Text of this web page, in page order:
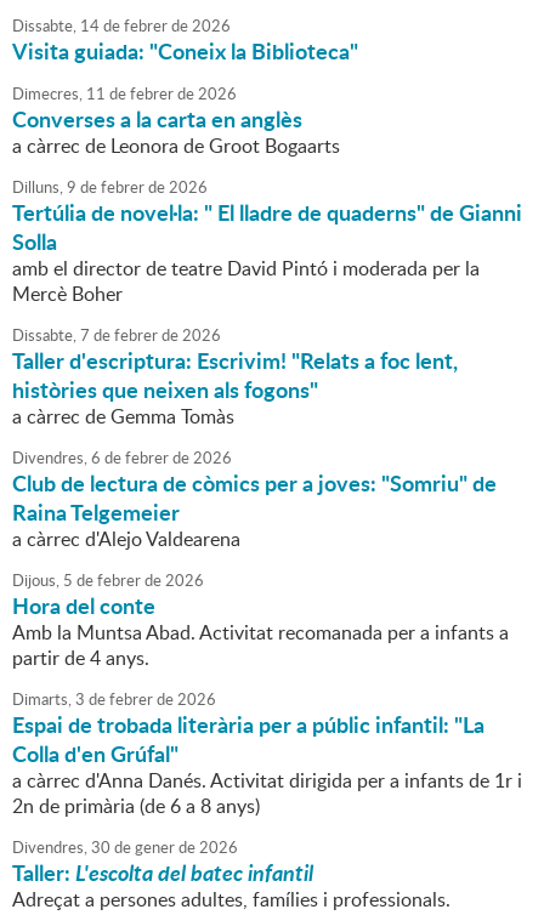
Dissabte, 14defebrerde2026
Visita guiada: "Coneix la Biblioteca"
Dimecres, 11 defebrerde2026
Converses a la carta en anglès
a càrrec de Leonora de Groot Bogaarts
Dilluns,9 defebrerde2026
Tertúlia de novel·la: " El lladre de quaderns" de Gianni
Solla
amb el director de teatre David Pintó i moderada per la
Mercè Boher
Dissabte,7 defebrerde2026
Taller d'escriptura: Escrivim! "Relats a foc lent,
històries que neixen als fogons"
a càrrec de Gemma Tomàs
Divendres,6 defebrerde2026
Club de lectura de còmics per a joves: "Somriu" de
Raina Telgemeier
a càrrec d'Alejo Valdearena
Dijous, 5 defebrerde2026
Hora del conte
Amb la Muntsa Abad. Activitat recomanada per a infants a
partir de 4 anys.
Dimarts,3 defebrerde2026
Espai de trobada literària per a públic infantil: "La
Colla d'en Grúfal"
a càrrec d'Anna Danés. Activitat dirigida per a infants de 1r i
2n de primària (de 6 a 8 anys)
Divendres,30 degenerde2026
Taller:L'escolta del batec infantil
Adreçat a persones adultes, famílies i professionals.